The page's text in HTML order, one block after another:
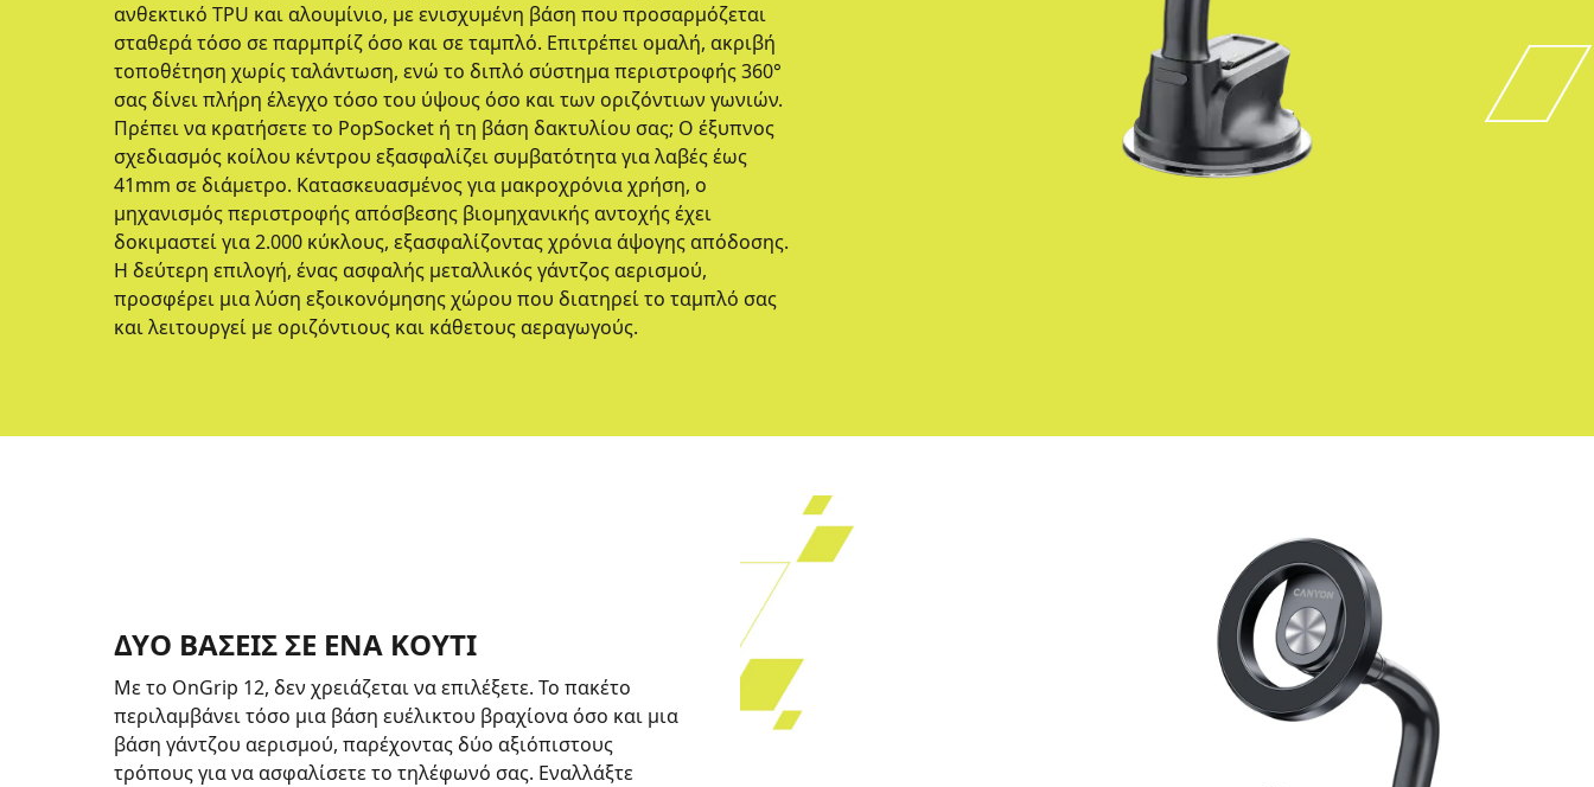
ανθεκτικό TPU και αλουμίνιο, με ενισχυμένη βάση που προσαρμόζεται
σταθερά τόσο σε παρμπρίζ όσο και σε ταμπλό. Επιτρέπει ομαλή, ακριβή
τοποθέτηση χωρίς ταλάντωση, ενώ το διπλό σύστημα περιστροφής 360°
σας δίνει πλήρη έλεγχο τόσο του ύψους όσο και των οριζόντιων γωνιών.
Πρέπει να κρατήσετε το PopSocket ή τη βάση δακτυλίου σας; Ο έξυπνος
σχεδιασμός κοίλου κέντρου εξασφαλίζει συμβατότητα για λαβές έως
41mm σε διάμετρο. Κατασκευασμένος για μακροχρόνια χρήση, ο
μηχανισμός περιστροφής απόσβεσης βιομηχανικής αντοχής έχει
δοκιμαστεί για 2.000 κύκλους, εξασφαλίζοντας χρόνια άψογης απόδοσης.
Η δεύτερη επιλογή, ένας ασφαλής μεταλλικός γάντζος αερισμού,
προσφέρει μια λύση εξοικονόμησης χώρου που διατηρεί το ταμπλό σας
και λειτουργεί με οριζόντιους και κάθετους αεραγωγούς.
ΔΎΟ ΒΆΣΕΙΣ ΣΕ ΈΝΑ ΚΟΥΤΊ
Με το OnGrip 12, δεν χρειάζεται να επιλέξετε. Το πακέτο
περιλαμβάνει τόσο μια βάση ευέλικτου βραχίονα όσο και μια
βάση γάντζου αερισμού, παρέχοντας δύο αξιόπιστους
τρόπους για να ασφαλίσετε το τηλέφωνό σας. Εναλλάξτε